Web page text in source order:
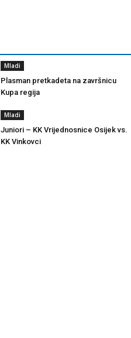
Mladi
Plasman pretkadeta na završnicu
Kupa regija
Mladi
Juniori – KK Vrijednosnice Osijek vs.
KK Vinkovci